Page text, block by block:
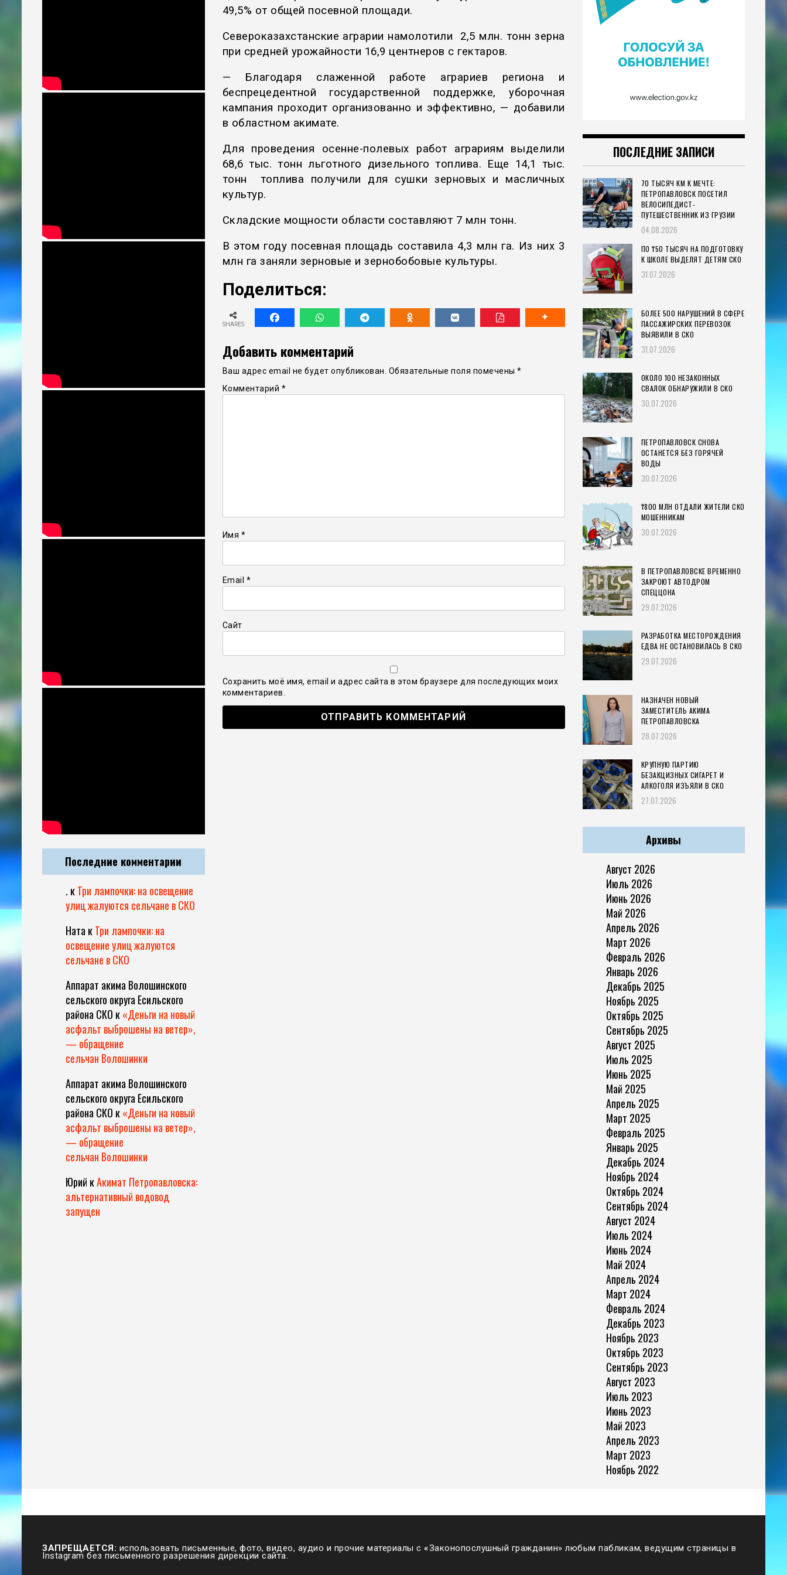
49,5% от общей посевной площади.
Североказахстанские аграрии намолотили 2,5 млн. тонн зерна
при средней урожайности 16,9 центнеров с гектаров.
— Благодаря слаженной работе аграриев региона и
беспрецедентной государственной поддержке, уборочная
кампания проходит организованно и эффективно, — добавили
в областном акимате.
Для проведения осенне-полевых работ аграриям выделили
68,6 тыс. тонн льготного дизельного топлива. Еще 14,1 тыс.
тонн топлива получили для сушки зерновых и масличных
культур.
Складские мощности области составляют 7 млн тонн.
В этом году посевная площадь составила 4,3 млн га. Из них 3
млн га заняли зерновые и зернобобовые культуры.
Поделиться:
SHARES
Добавить комментарий
Ваш адрес email не будет опубликован. Обязательные поля помечены *
Комментарий *
Имя *
Email *
Сайт
Сохранить моё имя, email и адрес сайта в этом браузере для последующих моих
комментариев.
Последние комментарии
. кТри лампочки: на освещение
улиц жалуются сельчане в СКО
Ната кТри лампочки: на
освещение улиц жалуются
сельчане в СКО
Аппарат акима Волошинского
сельского округа Есильского
района СКО к«Деньги на новый
асфальт выброшены на ветер»,
— обращение
сельчан Волошинки
Аппарат акима Волошинского
сельского округа Есильского
района СКО к«Деньги на новый
асфальт выброшены на ветер»,
— обращение
сельчан Волошинки
Юрий кАкимат Петропавловска:
альтернативный водовод
запущен
ПОСЛЕДНИЕ ЗАПИСИ
70 ТЫСЯЧ КМ К МЕЧТЕ:
ПЕТРОПАВЛОВСК ПОСЕТИЛ
ВЕЛОСИПЕДИСТ-
ПУТЕШЕСТВЕННИК ИЗ ГРУЗИИ
04.08.2026
ПО ₸50 ТЫСЯЧ НА ПОДГОТОВКУ
К ШКОЛЕ ВЫДЕЛЯТ ДЕТЯМ СКО
31.07.2026
БОЛЕЕ 500 НАРУШЕНИЙ В СФЕРЕ
ПАССАЖИРСКИХ ПЕРЕВОЗОК
ВЫЯВИЛИ В СКО
31.07.2026
ОКОЛО 100 НЕЗАКОННЫХ
СВАЛОК ОБНАРУЖИЛИ В СКО
30.07.2026
ПЕТРОПАВЛОВСК СНОВА
ОСТАНЕТСЯ БЕЗ ГОРЯЧЕЙ
ВОДЫ
30.07.2026
₸800 МЛН ОТДАЛИ ЖИТЕЛИ СКО
МОШЕННИКАМ
30.07.2026
В ПЕТРОПАВЛОВСКЕ ВРЕМЕННО
ЗАКРОЮТ АВТОДРОМ
СПЕЦЦОНА
29.07.2026
РАЗРАБОТКА МЕСТОРОЖДЕНИЯ
ЕДВА НЕ ОСТАНОВИЛАСЬ В СКО
29.07.2026
НАЗНАЧЕН НОВЫЙ
ЗАМЕСТИТЕЛЬ АКИМА
ПЕТРОПАВЛОВСКА
28.07.2026
КРУПНУЮ ПАРТИЮ
БЕЗАКЦИЗНЫХ СИГАРЕТ И
АЛКОГОЛЯ ИЗЪЯЛИ В СКО
27.07.2026
Архивы
Август 2026
Июль 2026
Июнь 2026
Май 2026
Апрель 2026
Март 2026
Февраль 2026
Январь 2026
Декабрь 2025
Ноябрь 2025
Октябрь 2025
Сентябрь 2025
Август 2025
Июль 2025
Июнь 2025
Май 2025
Апрель 2025
Март 2025
Февраль 2025
Январь 2025
Декабрь 2024
Ноябрь 2024
Октябрь 2024
Сентябрь 2024
Август 2024
Июль 2024
Июнь 2024
Май 2024
Апрель 2024
Март 2024
Февраль 2024
Декабрь 2023
Ноябрь 2023
Октябрь 2023
Сентябрь 2023
Август 2023
Июль 2023
Июнь 2023
Май 2023
Апрель 2023
Март 2023
Ноябрь 2022
ЗАПРЕЩАЕТСЯ: использовать письменные, фото, видео, аудио и прочие материалы с «Законопослушный гражданин» любым пабликам, ведущим страницы в
Instagram без письменного разрешения дирекции сайта.